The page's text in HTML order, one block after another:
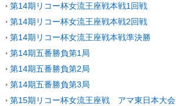
第14期リコー杯女流王座戦本戦1回戦
第14期リコー杯女流王座戦本戦2回戦
第14期リコー杯女流王座戦本戦準決勝
第14期五番勝負第1局
第14期五番勝負第2局
第14期五番勝負第3局
第15期リコー杯女流王座戦 アマ東日本大会